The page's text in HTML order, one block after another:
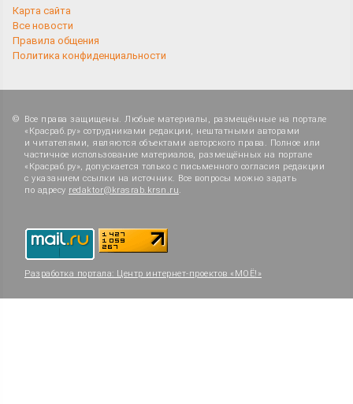
Карта сайта
Все новости
Правила общения
Политика конфиденциальности
Все права защищены. Любые материалы, размещённые на портале
«Красраб.ру» сотрудниками редакции, нештатными авторами
и читателями, являются объектами авторского права. Полное или
частичное использование материалов, размещённых на портале
«Красраб.ру», допускается только с письменного согласия редакции
с указанием ссылки на источник. Все вопросы можно задать
по адресу redaktor@krasrab.krsn.ru.
Разработка портала: Центр интернет-проектов «МОЁ!»